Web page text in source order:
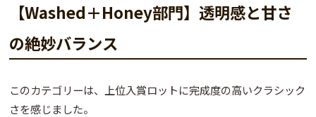
【Washed＋Honey部門】透明感と甘さ
の絶妙バランス
このカテゴリーは、上位入賞ロットに完成度の高いクラシック
さを感じました。